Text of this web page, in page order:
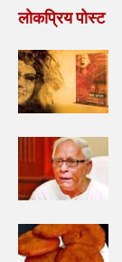
लोकप्रिय पोस्ट